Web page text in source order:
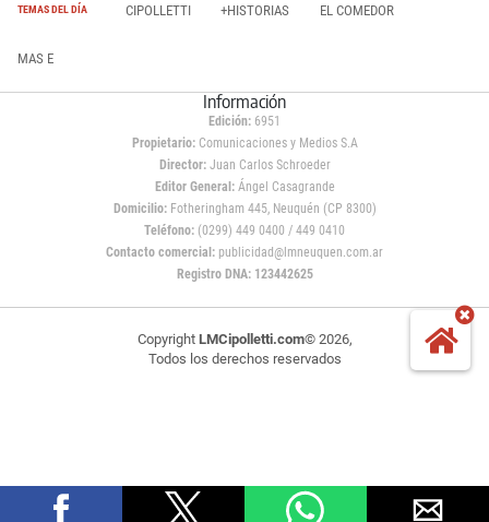
TEMAS DEL DÍA CIPOLLETTI +HISTORIAS EL COMEDOR
MAS E
Información
Edición: 6951
Propietario:Comunicaciones y Medios S.A
Director: Juan Carlos Schroeder
Editor General:Ángel Casagrande
Domicilio:Fotheringham 445, Neuquén (CP 8300)
Teléfono: (0299) 449 0400 / 449 0410
Contacto comercial: publicidad@lmneuquen.com.ar
Registro DNA: 123442625
Copyright LMCipolletti.com© 2026,
Todos los derechos reservados